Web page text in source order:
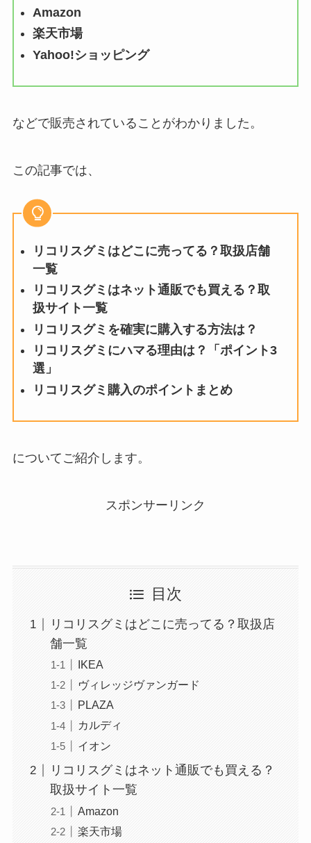
Amazon
楽天市場
Yahoo!ショッピング
などで販売されていることがわかりました。
この記事では、
リコリスグミはどこに売ってる？取扱店舗
一覧
リコリスグミはネット通販でも買える？取
扱サイト一覧
リコリスグミを確実に購入する方法は？
リコリスグミにハマる理由は？「ポイント3
選」
リコリスグミ購入のポイントまとめ
についてご紹介します。
スポンサーリンク
目次
リコリスグミはどこに売ってる？取扱店
舗一覧
IKEA
ヴィレッジヴァンガード
PLAZA
カルディ
イオン
リコリスグミはネット通販でも買える？
取扱サイト一覧
Amazon
楽天市場